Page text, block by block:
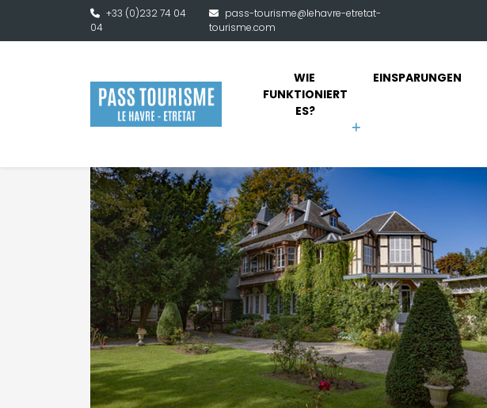
Direkt zum Inhalt
+33 (0)232 74 04
04
pass-tourisme@lehavre-etretat-
tourisme.com
WIE
FUNKTIONIERT
ES?
EINSPARUNGEN